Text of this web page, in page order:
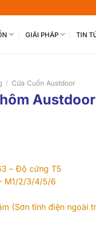
GIẢI PHÁP TIN
/ Cửa Cuốn Austdoor
– Độ cứng T5
M1/2/3/4/5/6
(Sơn tĩnh điện ngoài